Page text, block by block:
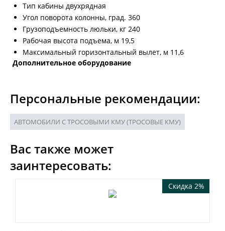
Тип кабины двухрядная
Угол поворота колонны, град. 360
Грузоподъемность люльки, кг 240
Рабочая высота подъема, м 19,5
Максимальный горизонтальный вылет, м 11,6
Дополнительное оборудование
Персональные рекомендации:
АВТОМОБИЛИ С ТРОСОВЫМИ КМУ (ТРОСОВЫЕ КМУ)
Вас также может
заинтересовать:
Скидка 2%